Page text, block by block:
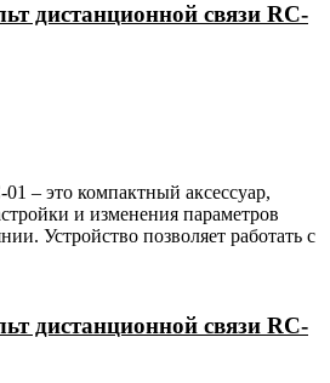
дистанционной связи RC-
– это компактный аксессуар,
и изменения параметров
Устройство позволяет работать с
дистанционной связи RC-